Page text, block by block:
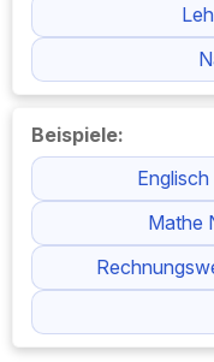
Beispiele:
Mathe